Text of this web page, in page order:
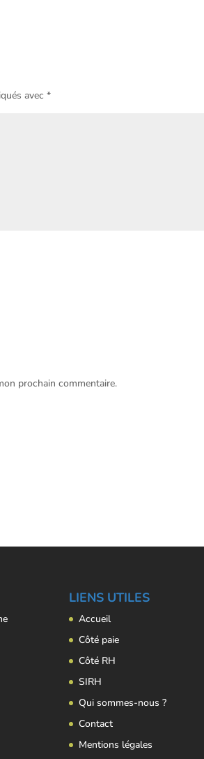
avec*
prochain commentaire.
LIENS UTILES
Accueil
Côté paie
Côté RH
SIRH
Qui sommes-nous ?
Contact
Mentions légales